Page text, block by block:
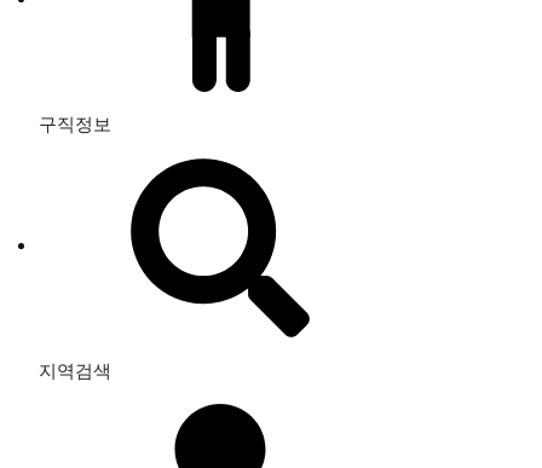
구직정보
지역검색